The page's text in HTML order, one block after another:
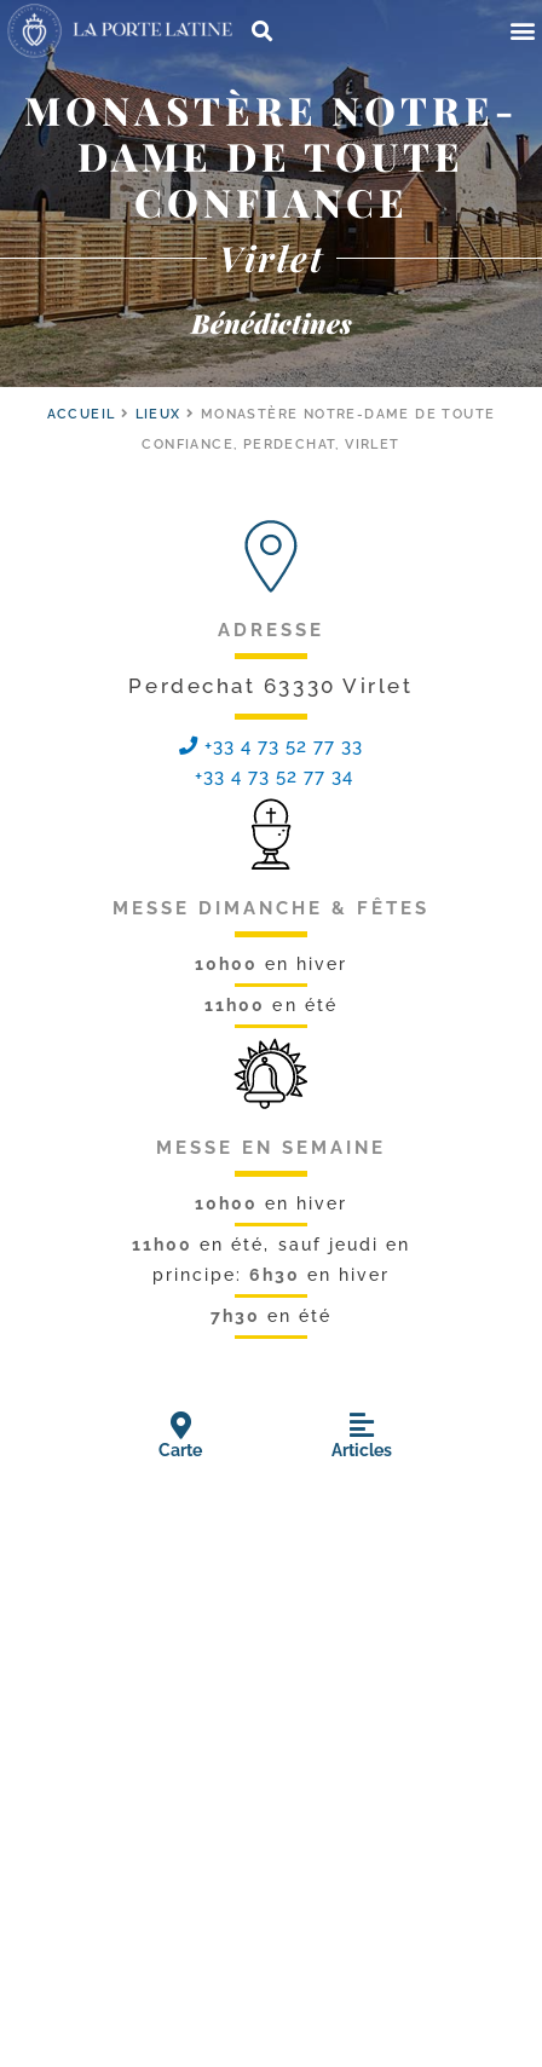
MONASTÈRE NOTRE-
DAME DE TOUTE
CONFIANCE
Virlet
Bénédictines
ACCUEIL LIEUX
MONASTÈRE NOTRE-DAME DE TOUTE
CONFIANCE, PERDECHAT, VIRLET
ADRESSE
Perdechat 63330 Virlet
+33 4 73 52 77 33
+33 4 73 52 77 34
MESSE DIMANCHE & FÊTES
10h00 en hiver
11h00 en été
MESSE EN SEMAINE
10h00 en hiver
11h00 en été, sauf jeudi en
principe: 6h30 en hiver
7h30 en été
Carte Articles